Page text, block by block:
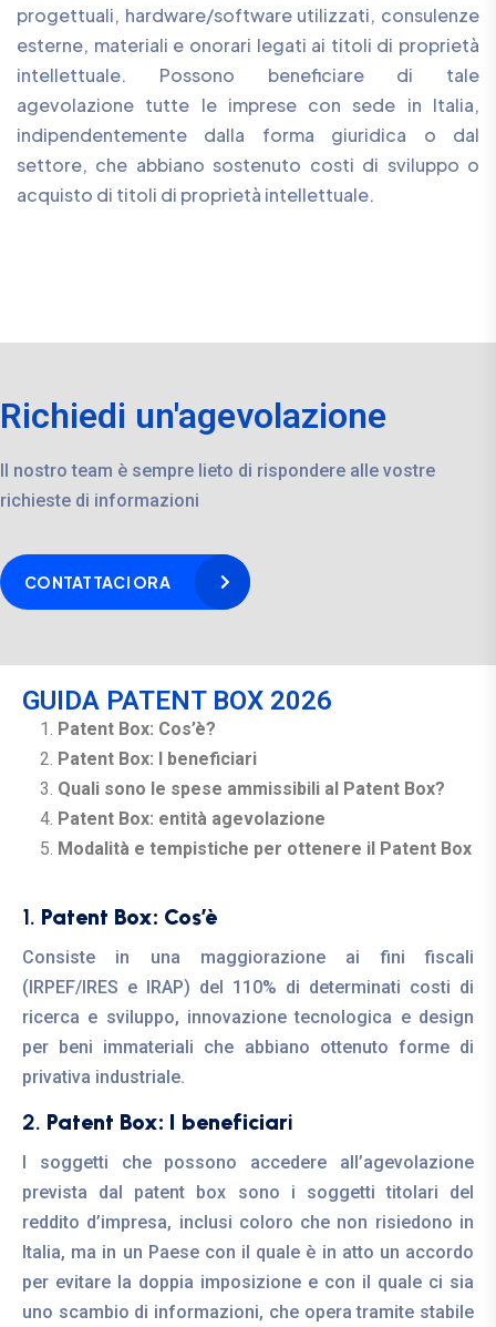
progettuali, hardware/software utilizzati, consulenze
esterne, materiali e onorari legati ai titoli di proprietà
intellettuale. Possono beneficiare di tale
agevolazione tutte le imprese con sede in Italia,
indipendentemente dalla forma giuridica o dal
settore, che abbiano sostenuto costi di sviluppo o
acquisto di titoli di proprietà intellettuale.
Richiedi un'agevolazione
Il nostro team è sempre lieto di rispondere alle vostre
richieste di informazioni
CONTATTACI ORA
GUIDA PATENT BOX 2026
Patent Box: Cos’è?
Patent Box: I beneficiari
Quali sono le spese ammissibili al Patent Box?
Patent Box: entità agevolazione
Modalità e tempistiche per ottenere il Patent Box
1. Patent Box: Cos’è
Consiste in una maggiorazione ai fini fiscali
(IRPEF/IRES e IRAP) del 110% di determinati costi di
ricerca e sviluppo, innovazione tecnologica e design
per beni immateriali che abbiano ottenuto forme di
privativa industriale.
2. Patent Box: I beneficiari
I soggetti che possono accedere all’agevolazione
prevista dal patent box sono i soggetti titolari del
reddito d’impresa, inclusi coloro che non risiedono in
Italia, ma in un Paese con il quale è in atto un accordo
per evitare la doppia imposizione e con il quale ci sia
uno scambio di informazioni, che opera tramite stabile